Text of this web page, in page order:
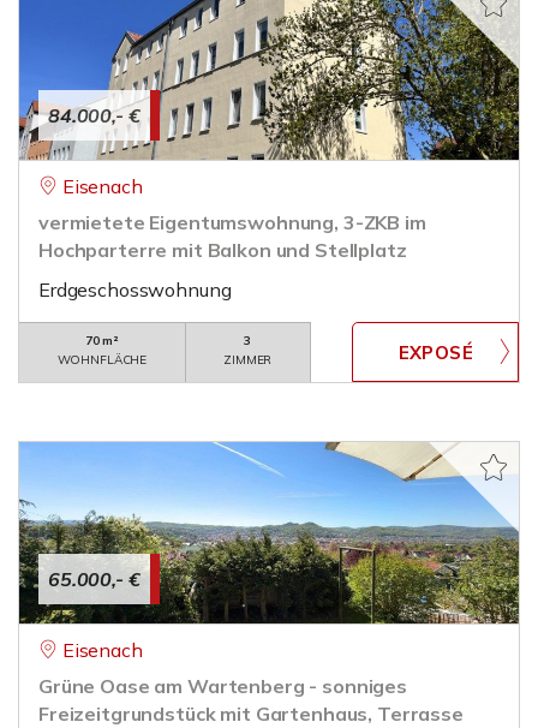
84.000,- €
Eisenach
vermietete Eigentumswohnung, 3-ZKB im
Hochparterre mit Balkon und Stellplatz
Erdgeschosswohnung
70 m²
WOHNFLÄCHE
3
ZIMMER
65.000,- €
Eisenach
Grüne Oase am Wartenberg - sonniges
Freizeitgrundstück mit Gartenhaus, Terrasse